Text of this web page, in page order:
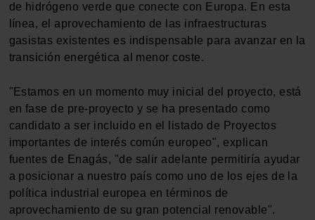
de hidrógeno verde que conecte con Europa. En esta
línea, el aprovechamiento de las infraestructuras
gasistas existentes es indispensable para avanzar en la
transición energética al menor coste.
"Estamos en un momento muy inicial del proyecto, está
en fase de pre-proyecto y se ha presentado como
candidato a ser incluido en el listado de Proyectos
importantes de interés común europeo", explican
fuentes de Enagás, "de salir adelante permitiría ayudar
a posicionar a nuestro país como uno de los ejes de la
política industrial europea en términos de
aprovechamiento de su gran potencial renovable".